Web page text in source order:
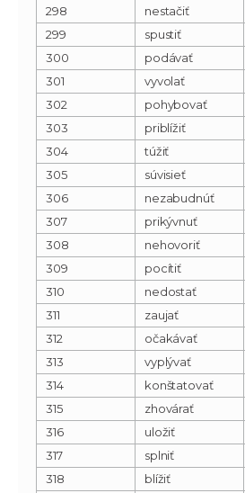
298 nestačiť
299
spustiť
300
podávať
301
vyvolať
302
pohybovať
303
priblížiť
304
túžiť
305
súvisieť
306
nezabudnúť
307
prikývnuť
308
nehovoriť
309
pocítiť
310
nedostať
311
zaujať
312
očakávať
313
vyplývať
314
konštatovať
315
zhovárať
316
uložiť
317
splniť
318
blížiť